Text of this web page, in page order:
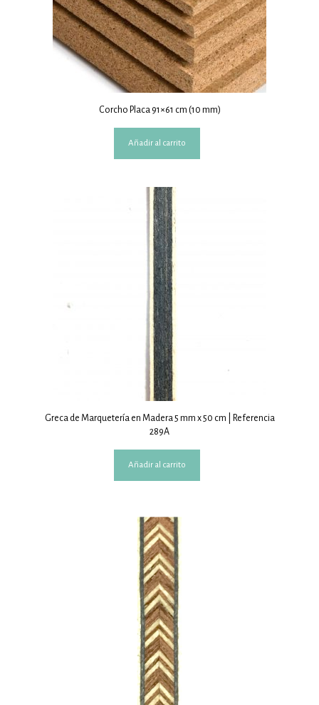
Corcho Placa 91×61 cm (10 mm)
Añadir al carrito
Greca de Marquetería en Madera 5 mm x 50 cm | Referencia
289A
Añadir al carrito